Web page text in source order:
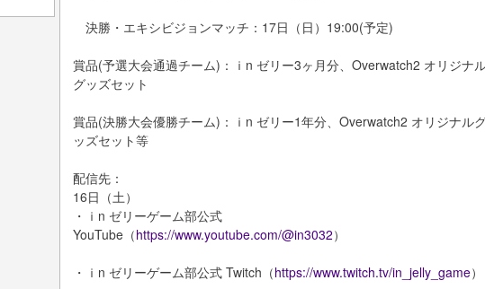
決勝・エキシビジョンマッチ：17日（日）19:00(予定)
賞品(予選大会通過チーム)：ｉn ゼリー3ヶ月分、Overwatch2 オリジナ
グッズセット
賞品(決勝大会優勝チーム)：ｉn ゼリー1年分、Overwatch2 オリジナル
ッズセット等
配信先：
16日（土）
・ｉn ゼリーゲーム部公式
YouTube（https://www.youtube.com/@in3032）
・ｉn ゼリーゲーム部公式 Twitch（https://www.twitch.tv/in_jelly_game）